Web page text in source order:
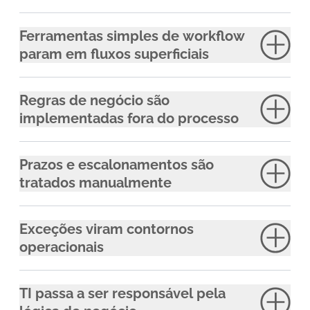
Ferramentas simples de workflow
param em fluxos superficiais
Regras de negócio são
implementadas fora do processo
Prazos e escalonamentos são
tratados manualmente
Exceções viram contornos
operacionais
TI passa a ser responsável pela